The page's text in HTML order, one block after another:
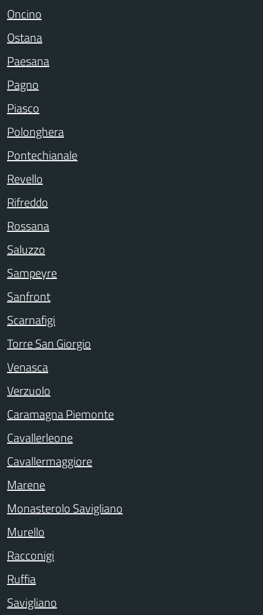
Oncino
Ostana
Paesana
Pagno
Piasco
Polonghera
Pontechianale
Revello
Rifreddo
Rossana
Saluzzo
Sampeyre
Sanfront
Scarnafigi
Torre San Giorgio
Venasca
Verzuolo
Caramagna Piemonte
Cavallerleone
Cavallermaggiore
Marene
Monasterolo Savigliano
Murello
Racconigi
Ruffia
Savigliano